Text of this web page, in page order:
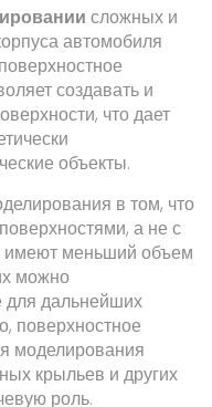
сложных и
автомобиля
создавать и
что дает
объекты.
в том, что
а не с
имеют меньший объем
можно
для дальнейших
поверхностное
моделирования
крыльев и других
роль.